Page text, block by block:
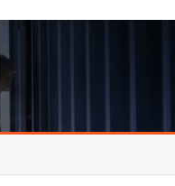
호남권연구본부
기획본부